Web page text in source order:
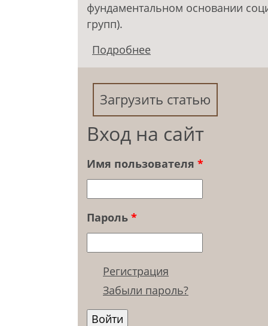
фундаментальном основании
групп).
Подробнее
детерминанты и
Загрузить статью
Вход на сайт
Имя пользователя *
Пароль *
Регистрация
Забыли пароль?